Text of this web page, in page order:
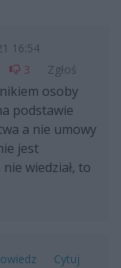
16:54
3 Zgłoś
osoby
podstawie
a nie umowy
jest
wiedział, to
Cytuj